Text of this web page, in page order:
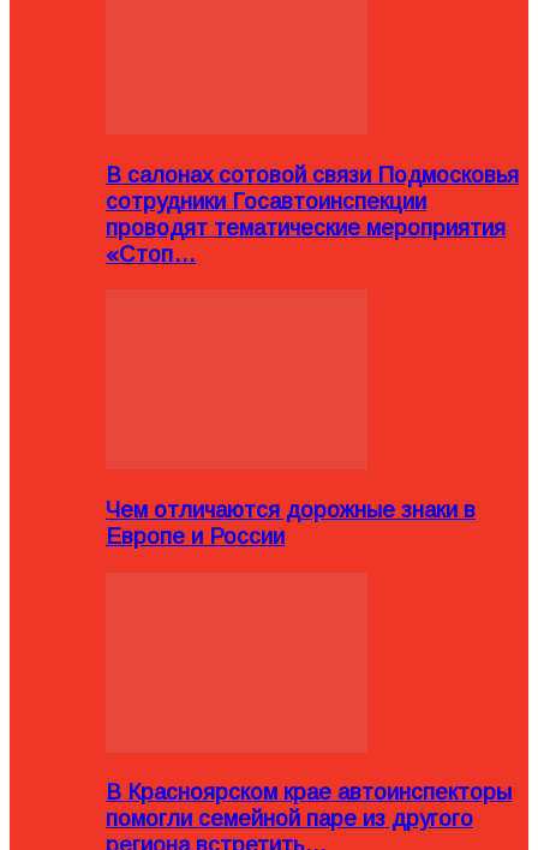
В салонах сотовой связи Подмосковья
сотрудники Госавтоинспекции
проводят тематические мероприятия
«Стоп…
Чем отличаются дорожные знаки в
Европе и России
В Красноярском крае автоинспекторы
помогли семейной паре из другого